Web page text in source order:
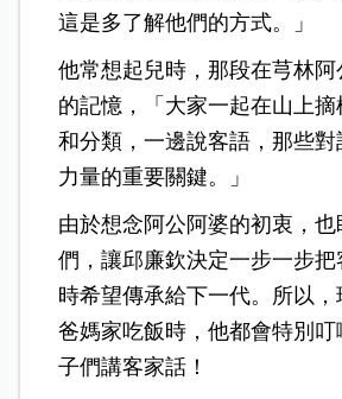
這是多了解他們的方式。」
他常想起兒時，那段在芎林阿
的記憶，「大家一起在山上
和分類，一邊說客語，那些
力量的重要關鍵。」
由於想念阿公阿婆的初衷，
們，讓邱廉欽決定一步一步把
時希望傳承給下一代。所以，
爸媽家吃飯時，他都會特別
子們講客家話！